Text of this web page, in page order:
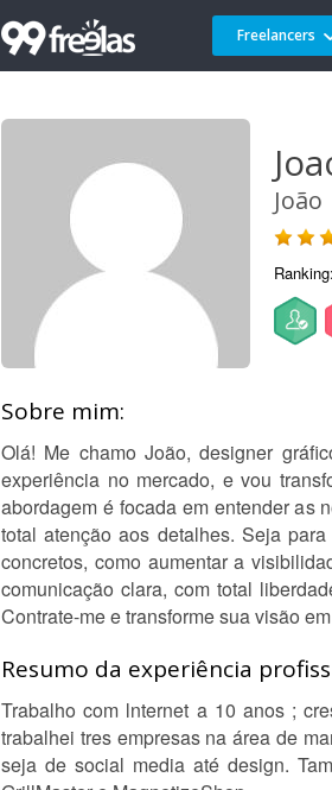
Freelancers
João
Ranking:
Sobre mim:
Olá! Me chamo João, designer
experiência no mercado, e vou
abordagem é focada em entender as
total atenção aos detalhes. Seja
concretos, como aumentar a
comunicação clara, com total
Contrate-me e transforme sua visão
Resumo da experiência
Trabalho com lnternet a 10 anos ;
trabalhei tres empresas na área de
seja de social media até design.